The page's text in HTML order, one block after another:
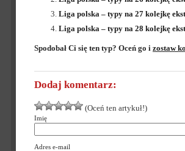
Liga polska – typy na 27 kolejkę
Liga polska – typy na 28 kolejkę
Spodobał Ci się ten typ? Oceń go i zostaw
Dodaj komentarz:
(Oceń ten artykuł!)
Imię
Adres e-mail